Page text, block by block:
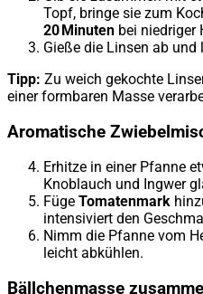
Topf, bringe sie zum
20 Minuten bei niedriger
Gieße die Linsen ab
Tipp: Zu weich gekochte
einer formbaren Masse
Aromatische
Erhitze in einer Pfanne
Knoblauch und Ingwer
Füge Tomatenmark
intensiviert den
Nimm die Pfanne vom
leicht abkühlen.
Bällchenmasse